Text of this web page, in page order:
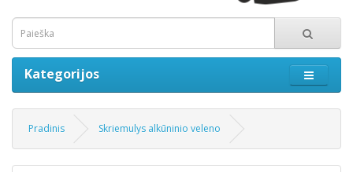
Kategorijos
Pradinis Skriemulys alkūninio veleno